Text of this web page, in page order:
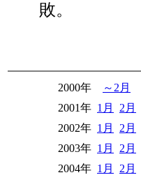
敗。
2000年 ～2月
2001年 1月 2月
2002年 1月 2月
2003年 1月 2月
2004年 1月 2月